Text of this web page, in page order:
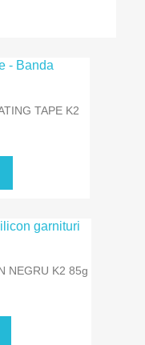
TAPE K2
NEGRU K2 85g